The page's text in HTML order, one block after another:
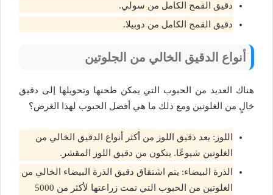
دقيق القمح الكامل من سولي.
دقيق القمح الكامل من دوبيلا.
أنواع الدقيق الخالي من الجلوتين
هناك العديد من الحبوب التي يمكن طحنها وتحويلها إلى دقيق
خالٍ من الغلوتين ومع ذلك ما هي أفضل الحبوب لهذا الغرض؟
اللوز: يعد دقيق اللوز من أكثر أنواع الدقيق الخالي من
الغلوتين شيوعًا. يتكون من دقيق اللوز المقشر.
الذرة البيضاء: يتم اشتقاق دقيق الذرة البيضاء الخالي من
الغلوتين من الحبوب التي تمت زراعتها لأكثر من 5000